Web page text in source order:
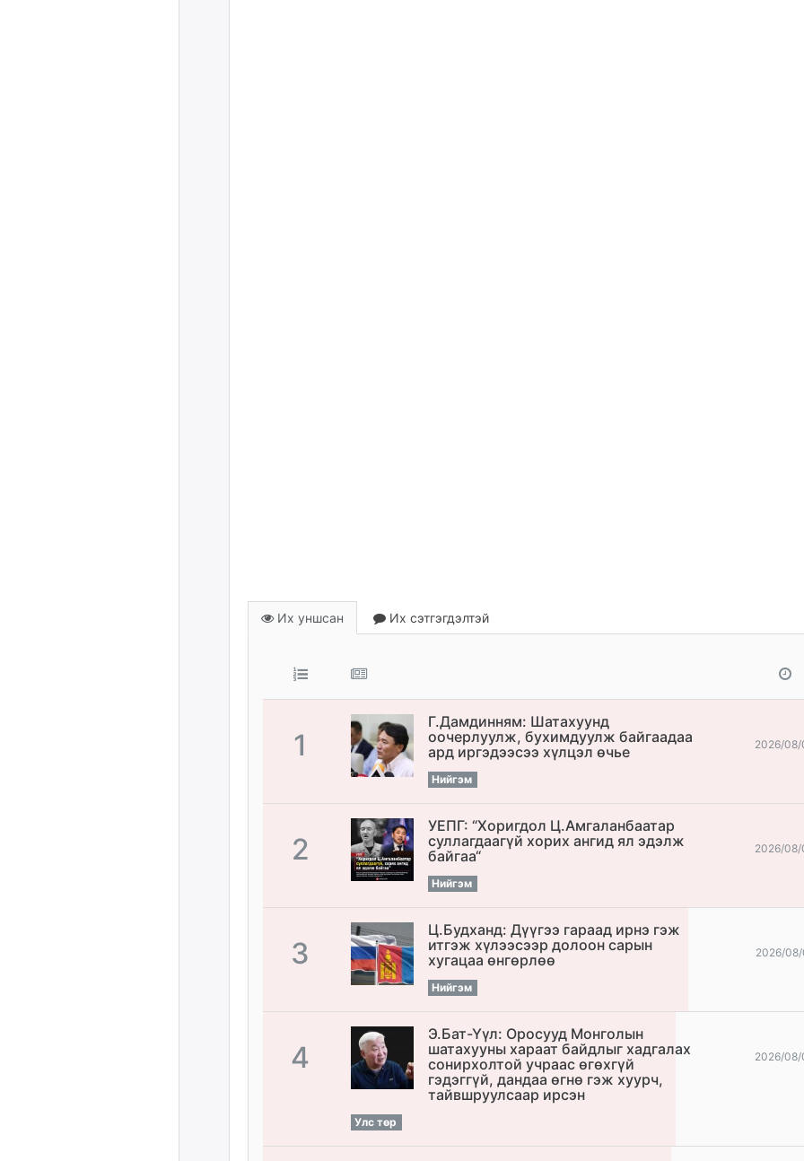
Их уншсан Их сэтгэгдэлтэй
1
Г.Дамдинням: Шатахуунд
оочерлуулж, бухимдуулж байгаадаа
ард иргэдээсээ хүлцэл өчье
Нийгэм
2026/08/
2
УЕПГ: “Хоригдол Ц.Амгаланбаатар
cуллагдаагүй хорих ангид ял эдэлж
байгаа“
Нийгэм
2026/08/
3
Ц.Будханд: Дүүгээ гараад ирнэ гэж
итгэж хүлээсээр долоон сарын
хугацаа өнгөрлөө
Нийгэм
2026/
4
Э.Бат-Үүл: Оросууд Монголын
шатахууны хараат байдлыг хадгалах
сонирхолтой учраас өгөхгүй
гэдэггүй, дандаа өгнө гэж хуурч,
тайвшруулсаар ирсэн
Улс төр
2026/08/